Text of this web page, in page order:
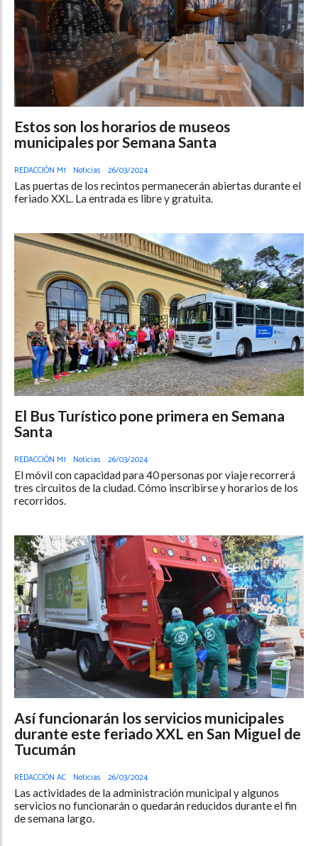
Estos son los horarios de museos
municipales por Semana Santa
REDACCIÓN M1 Noticias 26/03/2024
Las puertas de los recintos permanecerán abiertas durante el
feriado XXL. La entrada es libre y gratuita.
El Bus Turístico pone primera en Semana
Santa
REDACCIÓN M1 Noticias 26/03/2024
El móvil con capacidad para 40 personas por viaje recorrerá
tres circuitos de la ciudad. Cómo inscribirse y horarios de los
recorridos.
Así funcionarán los servicios municipales
durante este feriado XXL en San Miguel de
Tucumán
REDACCIÓN AC Noticias 26/03/2024
Las actividades de la administración municipal y algunos
servicios no funcionarán o quedarán reducidos durante el fin
de semana largo.